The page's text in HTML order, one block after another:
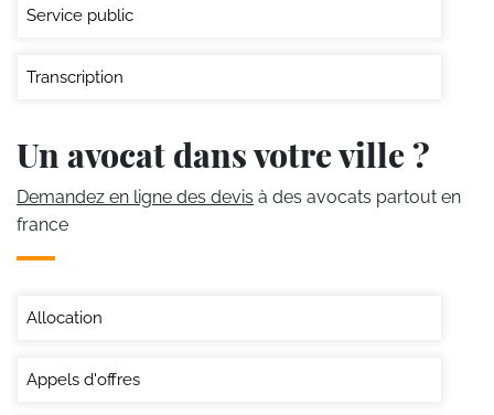
Service public
Transcription
Un avocat dans votre ville ?
Demandez en ligne des devis à des avocats partout en
france
Allocation
Appels d'offres